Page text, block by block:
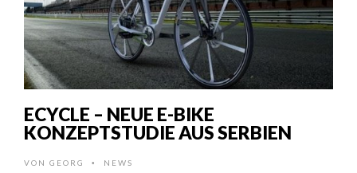
ECYCLE – NEUE E-BIKE
KONZEPTSTUDIE AUS SERBIEN
VON GEORG • NEWS